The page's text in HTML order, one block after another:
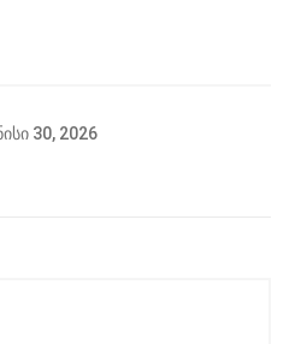
30, 2026